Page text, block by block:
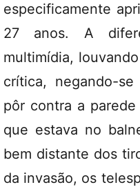
especificamente
27 anos. A
multimídia,
crítica, negando-
pôr contra a
que estava no
bem distante dos
da invasão, os